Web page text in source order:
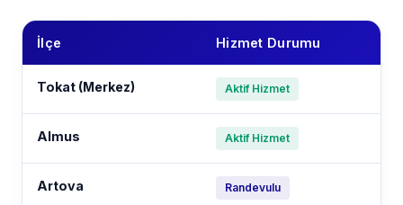
İlçe Hizmet Durumu
Tokat (Merkez) Aktif Hizmet
Almus Aktif Hizmet
Artova Randevulu